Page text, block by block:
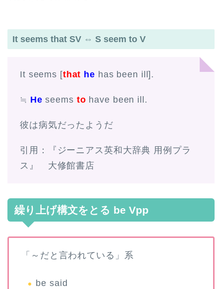
It seems that SV ⇔ S seem to V
It seems [that he has been ill].
≒ He seems to have been ill.
彼は病気だったようだ
引用：『ジーニアス英和大辞典 用例プラ
ス』 大修館書店
繰り上げ構文をとる be Vpp
「～だと言われている」系
be said